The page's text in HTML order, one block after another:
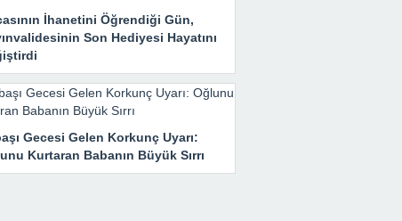
İhanetini Öğrendiği Gün,
Son Hediyesi Hayatını
Gecesi Gelen Korkunç Uyarı:
Kurtaran Babanın Büyük Sırrı